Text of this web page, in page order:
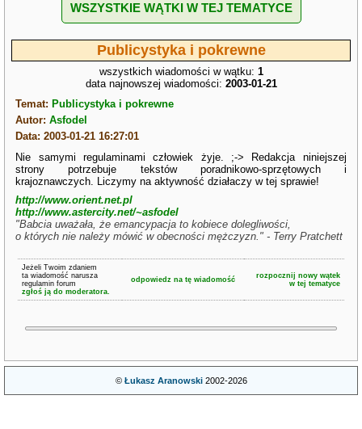
WSZYSTKIE WĄTKI W TEJ TEMATYCE
Publicystyka i pokrewne
wszystkich wiadomości w wątku: 1
data najnowszej wiadomości: 2003-01-21
Temat: Publicystyka i pokrewne
Autor:Asfodel
Data: 2003-01-21 16:27:01
Nie samymi regulaminami człowiek żyje. ;-> Redakcja niniejszej
strony potrzebuje tekstów poradnikowo-sprzętowych i
krajoznawczych. Liczymy na aktywność działaczy w tej sprawie!
http://www.orient.net.pl
http://www.astercity.net/~asfodel
"Babcia uważała, że emancypacja to kobiece dolegliwości,
o których nie należy mówić w obecności mężczyzn." - Terry Pratchett
Jeżeli Twoim zdaniem
ta wiadomość narusza
regulamin forum
zgłoś ją do moderatora.
odpowiedz na tę wiadomość
rozpocznij nowy wątek
w tej tematyce
© Łukasz Aranowski2002-2026